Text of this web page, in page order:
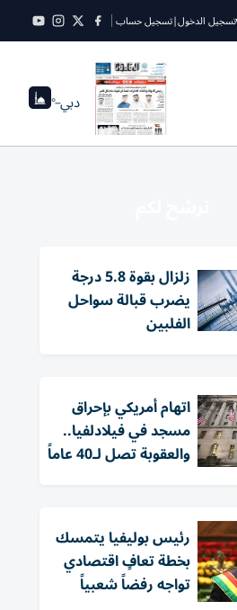
تسجيل الدخول|تسجيل حساب
دبي--°
زلزال بقوة 5.8 درجة
يضرب قبالة سواحل
الفلبين
اتهام أمريكي بإحراق
مسجد في فيلادلفيا..
والعقوبة تصل لـ40 عاماً
رئيس بوليفيا يتمسك
بخطة تعافٍ اقتصادي
تواجه رفضاً شعبياً